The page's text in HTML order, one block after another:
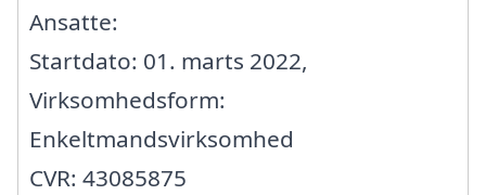
Ansatte:
Startdato: 01. marts 2022,
Virksomhedsform:
Enkeltmandsvirksomhed
CVR: 43085875